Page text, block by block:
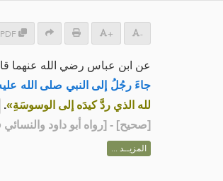
PDF + -
عن ابن عباس رضي الله عنهما
جاءَ رجُلُ إلى النبي صلى الله
لله الذي ردَّ كيدَه إلى الوسوسَةِ».
[صحيح] - [رواه أبو داود والنسائي
المزيــد ...